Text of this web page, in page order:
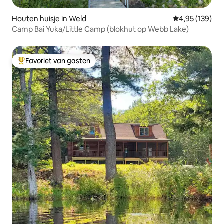
Houten huisje in Weld Gemiddelde
4,95 (139)
Camp Bai Yuka/Little Camp (blokhut op Webb Lake)
Topfavoriet van gasten
Favoriet van gasten